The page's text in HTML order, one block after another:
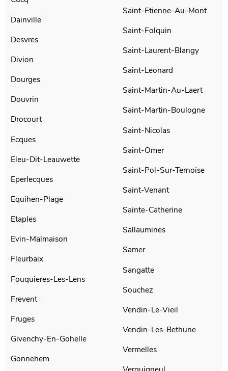
Dainville
Desvres
Divion
Dourges
Douvrin
Drocourt
Ecques
Eleu-Dit-Leauwette
Eperlecques
Equihen-Plage
Etaples
Evin-Malmaison
Fleurbaix
Fouquieres-Les-Lens
Frevent
Fruges
Givenchy-En-Gohelle
Gonnehem
Saint-Etienne-Au-Mont
Saint-Folquin
Saint-Laurent-Blangy
Saint-Leonard
Saint-Martin-Au-Laert
Saint-Martin-Boulogne
Saint-Nicolas
Saint-Omer
Saint-Pol-Sur-Ternoise
Saint-Venant
Sainte-Catherine
Sallaumines
Samer
Sangatte
Souchez
Vendin-Le-Vieil
Vendin-Les-Bethune
Vermelles